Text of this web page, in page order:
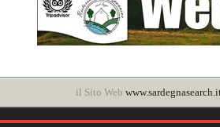
il Sito Web